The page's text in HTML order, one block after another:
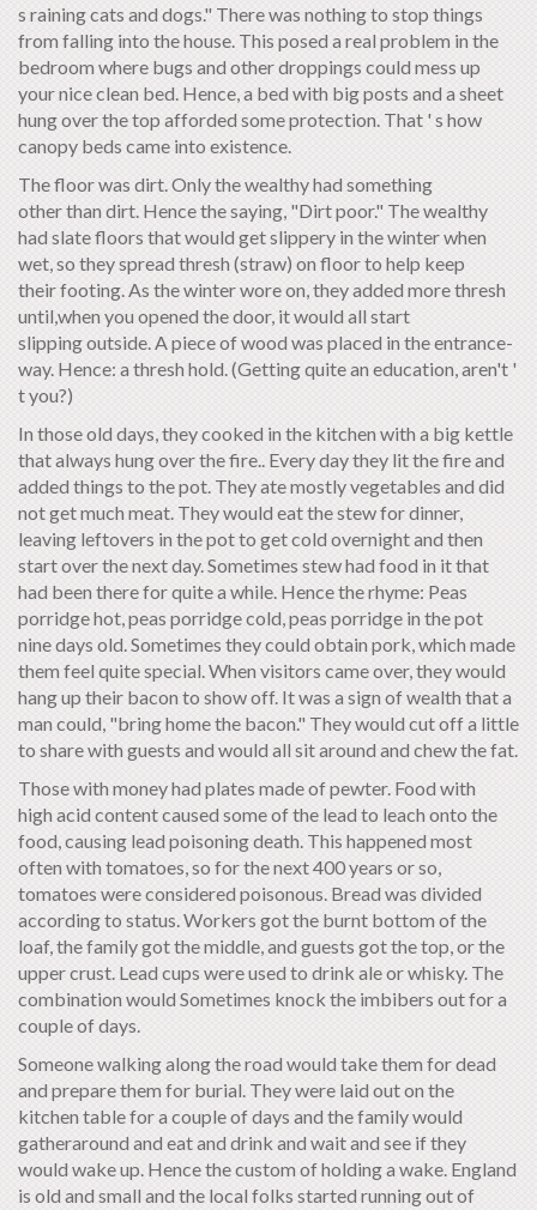
s raining cats and dogs." There was nothing to stop things
from falling into the house. This posed a real problem in the
bedroom where bugs and other droppings could mess up
your nice clean bed. Hence, a bed with big posts and a sheet
hung over the top afforded some protection. That ' s how
canopy beds came into existence.
The floor was dirt. Only the wealthy had something
other than dirt. Hence the saying, "Dirt poor." The wealthy
had slate floors that would get slippery in the winter when
wet, so they spread thresh (straw) on floor to help keep
their footing. As the winter wore on, they added more thresh
until,when you opened the door, it would all start
slipping outside. A piece of wood was placed in the entrance-
way. Hence: a thresh hold. (Getting quite an education, aren't '
t you?)
In those old days, they cooked in the kitchen with a big kettle
that always hung over the fire.. Every day they lit the fire and
added things to the pot. They ate mostly vegetables and did
not get much meat. They would eat the stew for dinner,
leaving leftovers in the pot to get cold overnight and then
start over the next day. Sometimes stew had food in it that
had been there for quite a while. Hence the rhyme: Peas
porridge hot, peas porridge cold, peas porridge in the pot
nine days old. Sometimes they could obtain pork, which made
them feel quite special. When visitors came over, they would
hang up their bacon to show off. It was a sign of wealth that a
man could, "bring home the bacon." They would cut off a little
to share with guests and would all sit around and chew the fat.
Those with money had plates made of pewter. Food with
high acid content caused some of the lead to leach onto the
food, causing lead poisoning death. This happened most
often with tomatoes, so for the next 400 years or so,
tomatoes were considered poisonous. Bread was divided
according to status. Workers got the burnt bottom of the
loaf, the family got the middle, and guests got the top, or the
upper crust. Lead cups were used to drink ale or whisky. The
combination would Sometimes knock the imbibers out for a
couple of days.
Someone walking along the road would take them for dead
and prepare them for burial. They were laid out on the
kitchen table for a couple of days and the family would
gatheraround and eat and drink and wait and see if they
would wake up. Hence the custom of holding a wake. England
is old and small and the local folks started running out of